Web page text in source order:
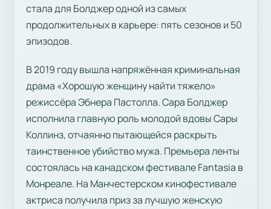
стала для Болджер одной из самых
продолжительных в карьере: пять сезонов и 50
эпизодов.
В 2019 году вышла напряжённая криминальная
драма «Хорошую женщину найти тяжело»
режиссёра Эбнера Пастолла. Сара Болджер
исполнила главную роль молодой вдовы Сары
Коллинз, отчаянно пытающейся раскрыть
таинственное убийство мужа. Премьера ленты
состоялась на канадском фестивале Fantasia в
Монреале. На Манчестерском кинофестивале
актриса получила приз за лучшую женскую